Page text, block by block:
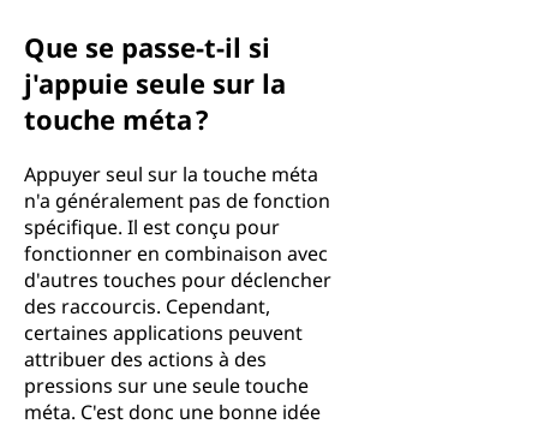
Que se passe-t-il si
j'appuie seule sur la
touche méta ?
Appuyer seul sur la touche méta
n'a généralement pas de fonction
spécifique. Il est conçu pour
fonctionner en combinaison avec
d'autres touches pour déclencher
des raccourcis. Cependant,
certaines applications peuvent
attribuer des actions à des
pressions sur une seule touche
méta. C'est donc une bonne idée